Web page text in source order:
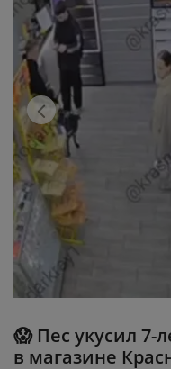
Избранное
Контакты
О рейтинге
Статьи, обзоры
Войти
Регистрация
😱 Пес укусил 7-
в магазине